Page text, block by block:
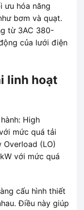
ưu hóa năng
bơm và quạt.
từ 3AC 380-
của lưới điện
linh hoạt
High
mức quá tải
Overload (LO)
với mức quá
cấu hình thiết
Điều này giúp